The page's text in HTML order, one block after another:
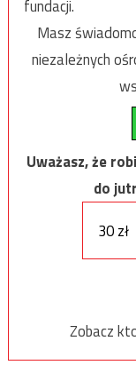
fundacji.
Masz
niezależnych
Uważasz, że
do
30 zł
Zobacz